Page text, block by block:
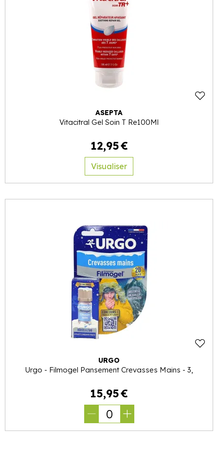
ASEPTA
Vitacitral Gel Soin T Re100Ml
12,95€
Visualiser
URGO
Urgo - Filmogel Pansement Crevasses Mains - 3,
15,95€
0